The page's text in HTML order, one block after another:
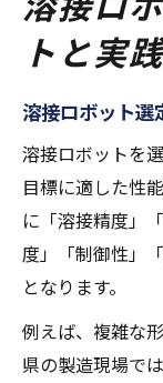
トと実
溶接ロボット選
溶接ロボットを
目標に適した性
に「溶接精度」
度」「制御性」
となります。
例えば、複雑な
県の製造現場で